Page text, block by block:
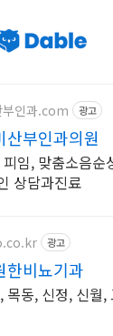
인과.com 광고
산부인과의원
임, 맞춤소음순
상담과진료
광고
한비뇨기과
목동, 신정, 신월,